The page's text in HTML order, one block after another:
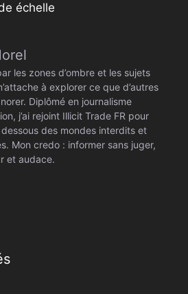
échelle
les zones d’ombre et les sujets
à explorer ce que d’autres
Diplômé en journalisme
j’ai rejoint Illicit Trade FR pour
des mondes interdits et
Mon credo : informer sans juger,
et audace.